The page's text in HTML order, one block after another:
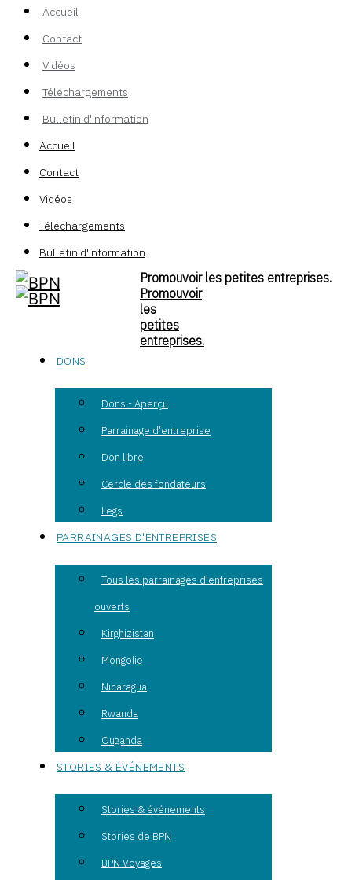
Accueil
Contact
Vidéos
Téléchargements
Bulletin d'information
Accueil
Contact
Vidéos
Téléchargements
Bulletin d'information
Promouvoir les petites entreprises.
Promouvoir
les
petites
entreprises.
DONS
Dons - Aperçu
Parrainage d'entreprise
Don libre
Cercle des fondateurs
Legs
PARRAINAGES D'ENTREPRISES
Tous les parrainages d'entreprises
ouverts
Kirghizistan
Mongolie
Nicaragua
Rwanda
Ouganda
STORIES & ÉVÉNEMENTS
Stories & événements
Stories de BPN
BPN Voyages